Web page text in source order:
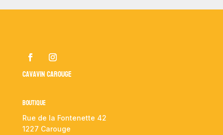
Cavavin Carouge
Boutique
Rue de la Fontenette 42
1227 Carouge